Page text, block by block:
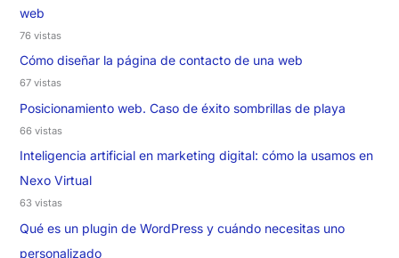
web
76 vistas
Cómo diseñar la página de contacto de una web
67 vistas
Posicionamiento web. Caso de éxito sombrillas de playa
66 vistas
Inteligencia artificial en marketing digital: cómo la usamos en
Nexo Virtual
63 vistas
Qué es un plugin de WordPress y cuándo necesitas uno
personalizado